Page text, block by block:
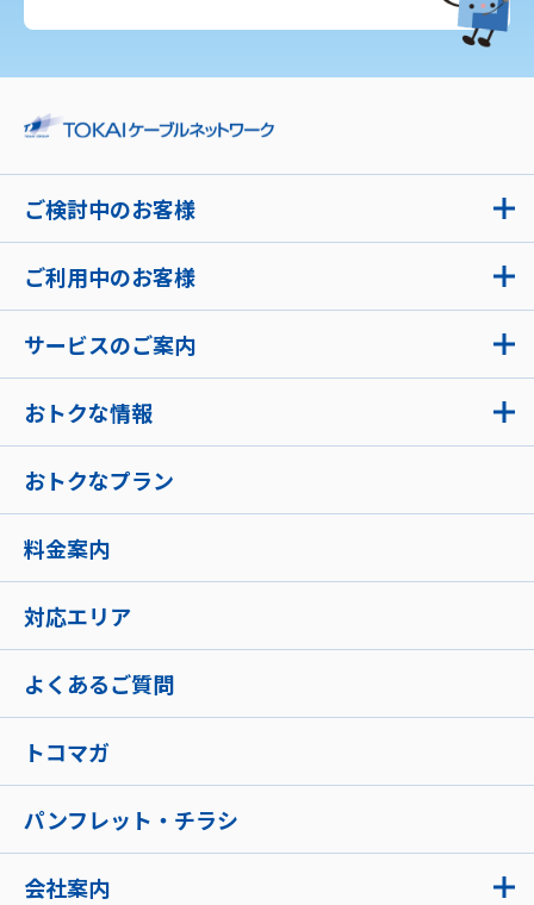
ご検討中のお客様
ご利用中のお客様
サービスのご案内
おトクな情報
おトクなプラン
料金案内
対応エリア
よくあるご質問
トコマガ
パンフレット・チラシ
会社案内